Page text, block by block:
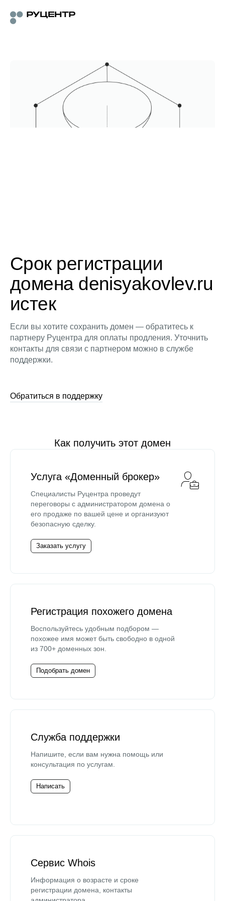
Срок регистрации
домена denisyakovlev.ru
истек
Если вы хотите сохранить домен — обратитесь к
партнеру Руцентра для оплаты продления. Уточнить
контакты для связи с партнером можно в службе
поддержки.
Обратиться в поддержку
Как получить этот домен
Услуга «Доменный брокер»
Специалисты Руцентра проведут
переговоры с администратором домена о
его продаже по вашей цене и организуют
безопасную сделку.
Заказать услугу
Регистрация похожего домена
Воспользуйтесь удобным подбором —
похожее имя может быть свободно в одной
из 700+ доменных зон.
Подобрать домен
Служба поддержки
Напишите, если вам нужна помощь или
консультация по услугам.
Написать
Сервис Whois
Информация о возрасте и сроке
регистрации домена, контакты